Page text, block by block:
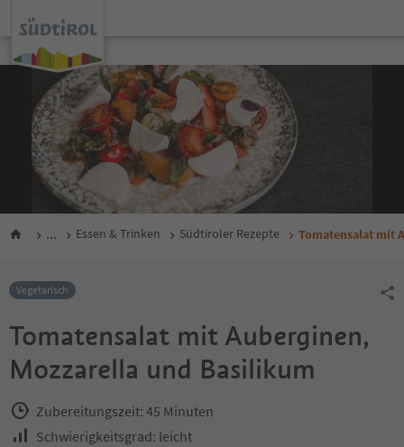
... Essen & Trinken Südtiroler Rezepte Tomatensalat mit
Vegetarisch
Tomatensalat mit Auberginen,
Mozzarella und Basilikum
Zubereitungszeit: 45 Minuten
Schwierigkeitsgrad: leicht